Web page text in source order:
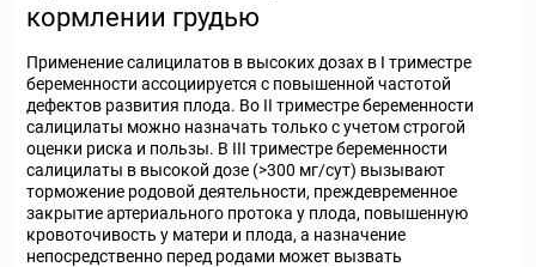
кормлении грудью
Применение салицилатов в высоких дозах в I триместре
беременности ассоциируется с повышенной частотой
дефектов развития плода. Во II триместре беременности
салицилаты можно назначать только с учетом строгой
оценки риска и пользы. В III триместре беременности
салицилаты в высокой дозе (>300 мг/сут) вызывают
торможение родовой деятельности, преждевременное
закрытие артериального протока у плода, повышенную
кровоточивость у матери и плода, а назначение
непосредственно перед родами может вызвать